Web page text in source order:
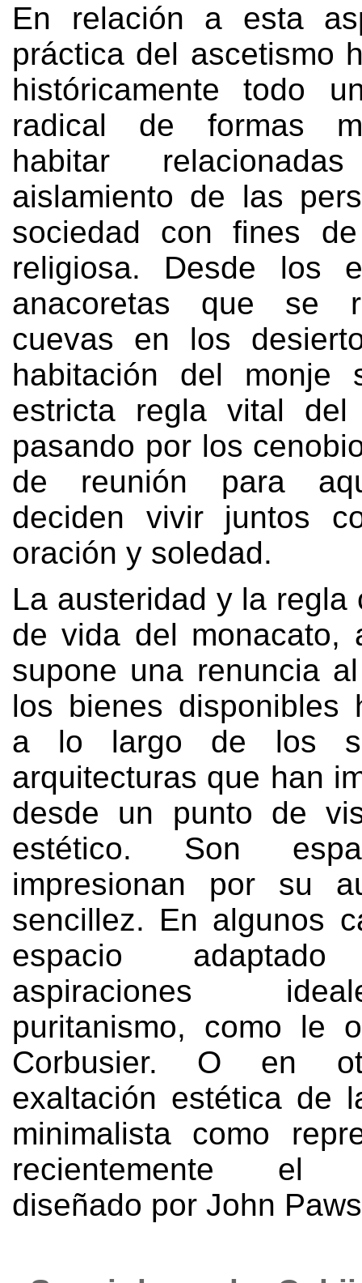
En relación a esta
práctica del ascetismo
históricamente todo
radical de formas
habitar
aislamiento de las
sociedad con fines
religiosa. Desde los
anacoretas que se
cuevas en los
habitación del monje
estricta regla vital del
pasando por los
de reunión para
deciden vivir juntos
oración y soledad.
La austeridad y la regla
de vida del monacato,
supone una renuncia
los bienes disponibles
a lo largo de los
arquitecturas que han
desde un punto de
estético. Son
impresionan por su
sencillez. En algunos
espacio
aspiraciones
puritanismo, como le
Corbusier. O en
exaltación estética de
minimalista como
recientemente el
diseñado por John